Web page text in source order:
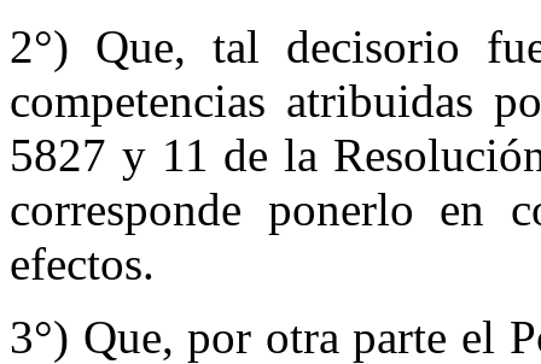
2°) Que, tal decisorio
competencias atribuidas
5827 y 11 de la
corresponde ponerlo en
efectos.
3°) Que, por otra parte el